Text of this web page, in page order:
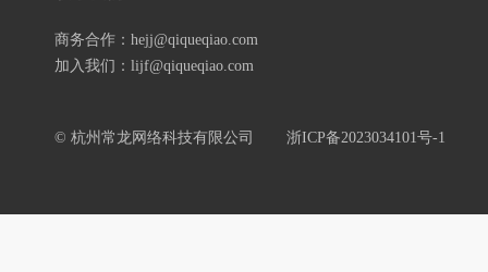
商务合作：hejj@qiqueqiao.com
加入我们：lijf@qiqueqiao.com
© 杭州常龙网络科技有限公司 浙ICP备2023034101号-1